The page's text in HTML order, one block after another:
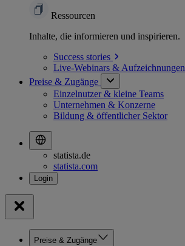
Ressourcen
Inhalte, die informieren und inspirieren.
Success stories
Live-Webinars & Aufzeichnungen
Preise & Zugänge
Einzelnutzer & kleine Teams
Unternehmen & Konzerne
Bildung & öffentlicher Sektor
statista.de
statista.com
Preise & Zugänge